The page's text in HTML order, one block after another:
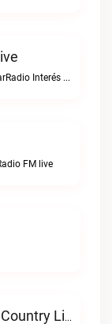
La música que te gusta escucharRadio Interés Social live
FM live
Radio Cadena Stereo Country Live